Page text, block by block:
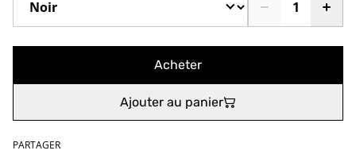
Acheter
Ajouter au panier
PARTAGER